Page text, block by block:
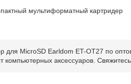
мультиформатный картридер
для MicroSD Earldom ET-OT27 по
компьютерных аксессуаров.